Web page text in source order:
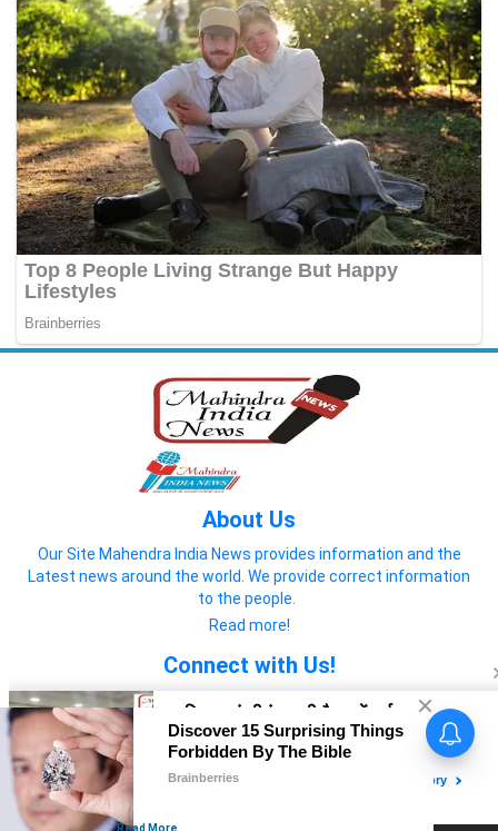
About Us
Our Site Mahendra India News provides information and the
Latest news around the world. We provide correct information
to the people.
Read more!
Connect with Us!
© 2022 Mahendra India News